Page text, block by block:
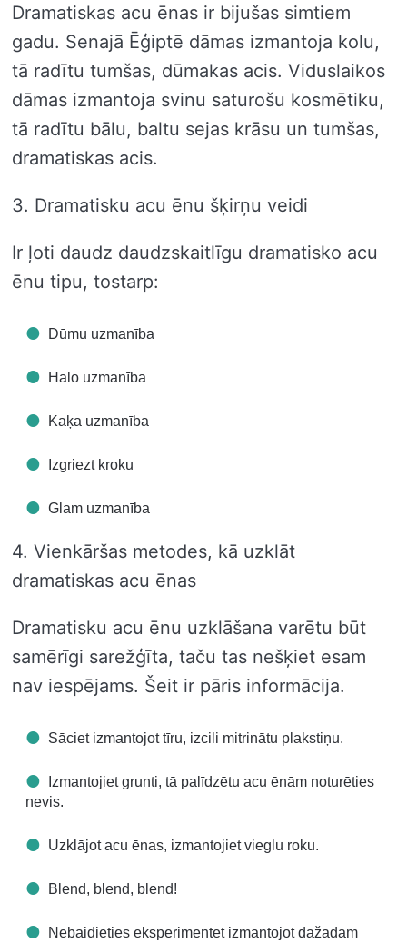
Dramatiskas acu ēnas ir bijušas simtiem
gadu. Senajā Ēģiptē dāmas izmantoja kolu,
tā radītu tumšas, dūmakas acis. Viduslaikos
dāmas izmantoja svinu saturošu kosmētiku,
tā radītu bālu, baltu sejas krāsu un tumšas,
dramatiskas acis.
3. Dramatisku acu ēnu šķirņu veidi
Ir ļoti daudz daudzskaitlīgu dramatisko acu
ēnu tipu, tostarp:
Dūmu uzmanība
Halo uzmanība
Kaķa uzmanība
Izgriezt kroku
Glam uzmanība
4. Vienkāršas metodes, kā uzklāt
dramatiskas acu ēnas
Dramatisku acu ēnu uzklāšana varētu būt
samērīgi sarežģīta, taču tas nešķiet esam
nav iespējams. Šeit ir pāris informācija.
Sāciet izmantojot tīru, izcili mitrinātu plakstiņu.
Izmantojiet grunti, tā palīdzētu acu ēnām noturēties
nevis.
Uzklājot acu ēnas, izmantojiet vieglu roku.
Blend, blend, blend!
Nebaidieties eksperimentēt izmantojot dažādām